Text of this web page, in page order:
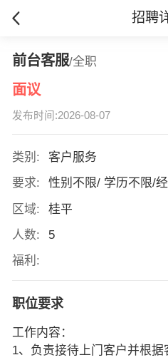
招聘
前台客服/全职
面议
发布时间:2026-08-07
类别:
客户服务
要求:
性别不限/ 学历不限/
区域:
桂平
人数:
5
福利:
职位要求
工作内容：
1、负责接待上门客户并根据